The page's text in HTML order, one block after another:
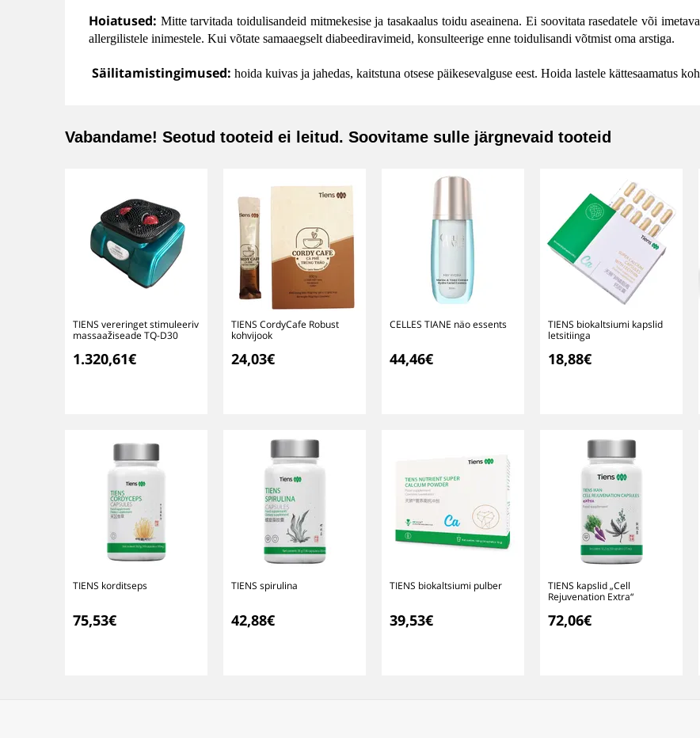
Hoiatused: Mitte tarvitada toidulisandeid mitmekesise ja tasakaalus toidu aseainena. Ei soovitata rasedatele või
allergilistele inimestele. Kui võtate samaaegselt diabeediravimeid, konsulteerige enne toidulisandi võtmist oma arstiga.
Säilitamistingimused: hoida kuivas ja jahedas, kaitstuna otsese päikesevalguse eest. Hoida lastele kättesaamatus
Vabandame! Seotud tooteid ei leitud. Soovitame sulle järgnevaid tooteid
TIENS vereringet stimuleeriv
massaažiseade TQ-D30
1.320,61€
TIENS CordyCafe Robust
kohvijook
24,03€
CELLES TIANE näo essents
44,46€
TIENS biokaltsiumi kapslid
letsitiinga
18,88€
TIENS korditseps
75,53€
TIENS spirulina
42,88€
TIENS biokaltsiumi pulber
39,53€
TIENS kapslid „Cell
Rejuvenation Extra“
72,06€